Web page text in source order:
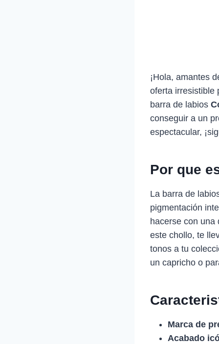
¡Hola, amantes
oferta irresistible
barra de labios
conseguir a un
espectacular,
Por que
La barra de
pigmentación
hacerse con una
este chollo, te
tonos a tu
un capricho o
Marca de
Acabado